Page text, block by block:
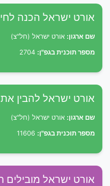
אורט ישראל הכנה
שם ארגון: אורט ישראל (חל"צ)
מספר תוכנית בגפ"ן:
אורט ישראל להבין
שם ארגון: אורט ישראל (חל"צ)
מספר תוכנית בגפ"ן:
אורט ישראל מובילים